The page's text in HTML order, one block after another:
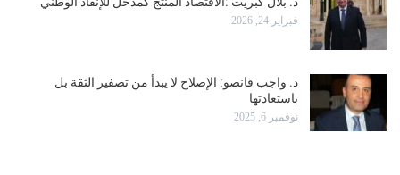
فبراير 24, 2026
د. واجب قانصو: الإصلاح لا يبدأ من تصفير الثقة بل
باستعادتها
نوفمبر 6, 2025